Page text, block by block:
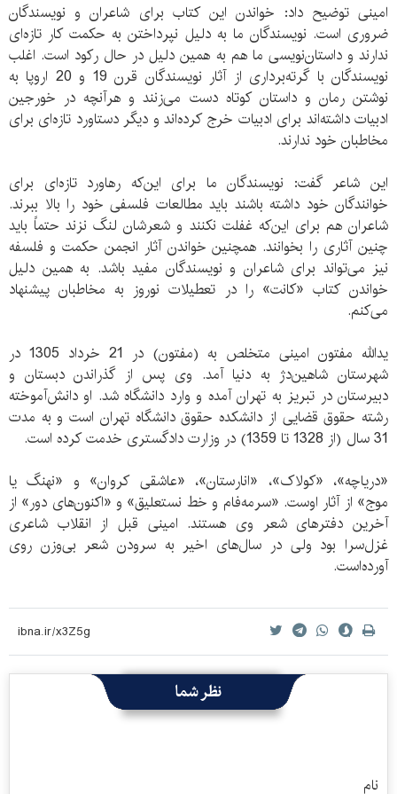
امینی توضیح داد: خواندن این کتاب برای شاعران و نویسندگان
ضروری‌ است. نویسندگان ما به دلیل نپرداختن به‌ حکمت کار تازه‌ای
ندارند و داستان‌نویسی ما هم به همین دلیل در حال رکود است. اغلب
نویسندگان با گرته‌برداری از آثار نویسندگان قرن 19 و 20 اروپا به
نوشتن رمان و داستان کوتاه دست می‌زنند و هرآنچه در خورجین
ادبیات داشته‌اند برای ادبیات خرج کرده‌اند و دیگر دستاورد تازه‌ای برای
مخاطبان خود ندارند.
این شاعر گفت: نویسندگان ما برای این‌که رهاورد تازه‌ای برای
خوانندگان خود داشته باشند باید مطالعات فلسفی خود را بالا ببرند.
شاعران هم برای این‌که غفلت نکنند و شعرشان لنگ نزند حتماً باید
چنین آثاری را بخوانند. همچنین خواندن آثار انجمن حکمت و فلسفه
نیز می‌تواند برای شاعران و نویسندگان مفید باشد. به همین دلیل
خواندن کتاب «کانت» را در تعطیلات نوروز به مخاطبان پیشنهاد
می‌کنم.
یدالله مفتون امینی متخلص به (مفتون) در 21 خرداد 1305 در
شهرستان شاهین‌دژ به دنیا آمد. وی پس از گذراندن دبستان و
دبیرستان در تبریز به تهران آمده و وارد دانشگاه شد. او دانش‌آموخته
رشته حقوق قضایی از دانشکده حقوق دانشگاه تهران است و به مدت
31 سال (از 1328 تا 1359) در وزارت دادگستری خدمت کرده است.
«دریاچه»، «کولاک»، «انارستان»، «عاشقی کروان» و «نهنگ یا
موج» از آثار اوست. «سرمه‌فام و خط نستعلیق» و «اکنون‌های دور» از
آخرین دفترهای شعر وی هستند. امینی قبل از انقلاب شاعری
غزل‌سرا بود ولی در سال‌های اخیر به سرودن شعر بی‌وزن روی
آورده‌است.
نظر شما
نام